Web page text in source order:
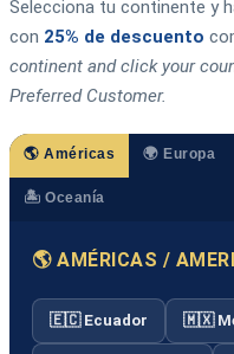
Selecciona tu continente y
con 25% de descuento
continent and click your
Preferred Customer.
🌎 Américas 🌍 Europa
🏝️ Oceanía
🌎 AMÉRICAS /
🇪🇨 Ecuador 🇲🇽